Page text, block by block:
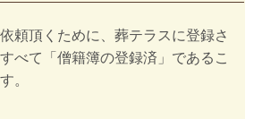
頼頂くために、葬テラスに登録さ
べて「僧籍簿の登録済」であるこ
。